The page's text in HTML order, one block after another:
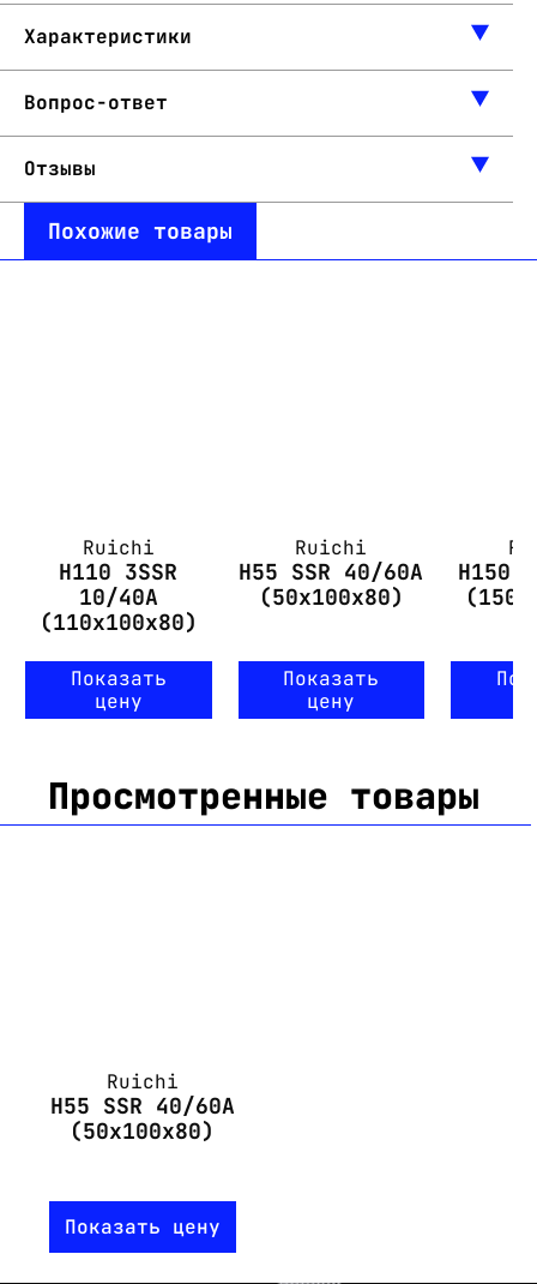
Характеристики
Вопрос-ответ
Отзывы
Похожие товары
Ruichi
H110 3SSR
10/40A
(110x100x80)
Показать
цену
Ruichi
H55 SSR 40/60A
(50x100x80)
Показать
цену
H150
Просмотренные товары
Ruichi
H55 SSR 40/60A
(50x100x80)
Показать цену